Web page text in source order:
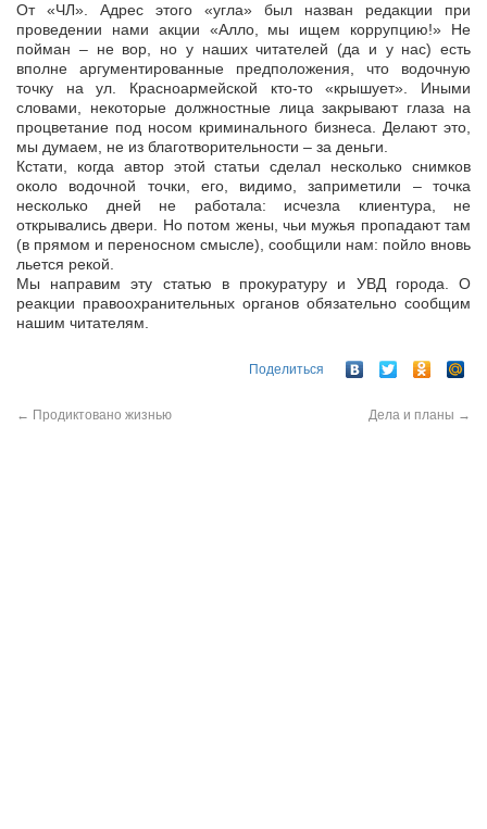
От «ЧЛ». Адрес этого «угла» был назван редакции при
проведении нами акции «Алло, мы ищем коррупцию!» Не
пойман – не вор, но у наших читателей (да и у нас) есть
вполне аргументированные предположения, что водочную
точку на ул. Красноармейской кто-то «крышует». Иными
словами, некоторые должностные лица закрывают глаза на
процветание под носом криминального бизнеса. Делают это,
мы думаем, не из благотворительности – за деньги.
Кстати, когда автор этой статьи сделал несколько снимков
около водочной точки, его, видимо, заприметили – точка
несколько дней не работала: исчезла клиентура, не
открывались двери. Но потом жены, чьи мужья пропадают там
(в прямом и переносном смысле), сообщили нам: пойло вновь
льется рекой.
Мы направим эту статью в прокуратуру и УВД города. О
реакции правоохранительных органов обязательно сообщим
нашим читателям.
Поделиться
← Продиктовано жизнью Дела и планы →